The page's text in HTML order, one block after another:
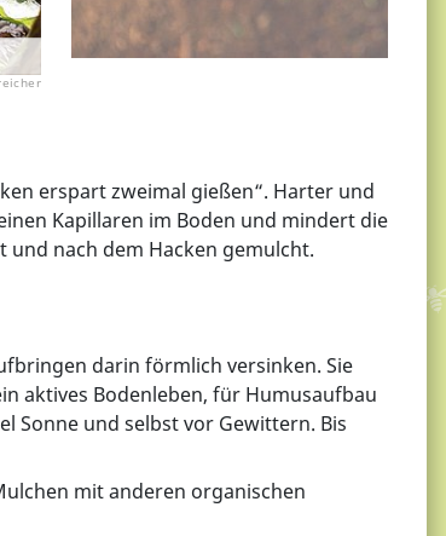
erspart zweimal gießen“. Harter und
Kapillaren im Boden und mindert die
nach dem Hacken gemulcht.
darin förmlich versinken. Sie
aktives Bodenleben, für Humusaufbau
Sonne und selbst vor Gewittern. Bis
mit anderen organischen